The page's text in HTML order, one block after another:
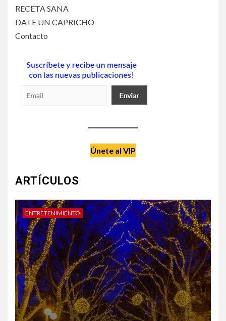
RECETA SANA
DATE UN CAPRICHO
Contacto
Únete al VIP
ARTÍCULOS
ENTRETENIMIENTO